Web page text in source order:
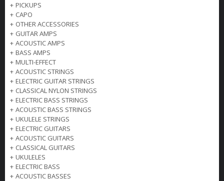
+ PICKUPS
+ CAPO
+ OTHER ACCESSORIES
+ GUITAR AMPS
+ ACOUSTIC AMPS
+ BASS AMPS
+ MULTI-EFFECT
+ ACOUSTIC STRINGS
+ ELECTRIC GUITAR STRINGS
+ CLASSICAL NYLON STRINGS
+ ELECTRIC BASS STRINGS
+ ACOUSTIC BASS STRINGS
+ UKULELE STRINGS
+ ELECTRIC GUITARS
+ ACOUSTIC GUITARS
+ CLASSICAL GUITARS
+ UKULELES
+ ELECTRIC BASS
+ ACOUSTIC BASSES